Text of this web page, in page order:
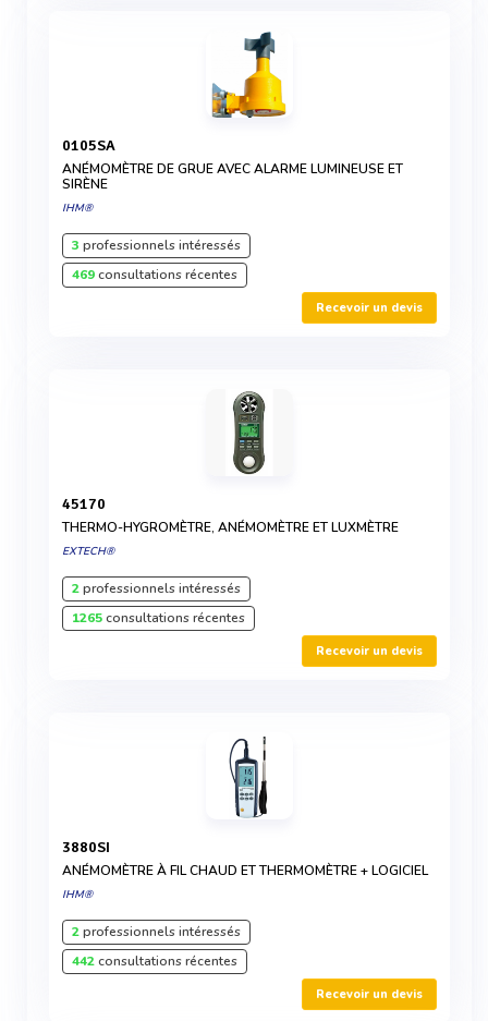
0105SA
ANÉMOMÈTRE DE GRUE AVEC ALARME LUMINEUSE ET
SIRÈNE
IHM®
3 professionnels intéressés
469consultations récentes
Recevoir un devis
45170
THERMO-HYGROMÈTRE, ANÉMOMÈTRE ET LUXMÈTRE
EXTECH®
2professionnels intéressés
1265consultations récentes
Recevoir un devis
3880SI
ANÉMOMÈTRE À FIL CHAUD ET THERMOMÈTRE + LOGICIEL
IHM®
2professionnels intéressés
442consultations récentes
Recevoir un devis